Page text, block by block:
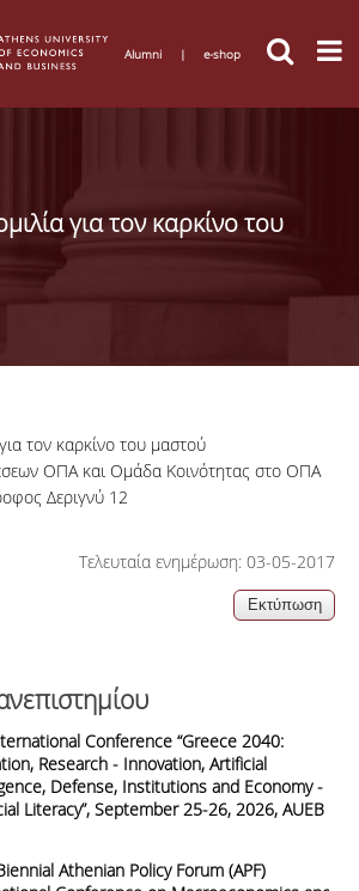
Alumni | e-shop
για τον καρκίνο του
τον καρκίνο του μαστού
ΟΠΑ και Ομάδα Κοινότητας στο ΟΠΑ
Δεριγνύ 12
Τελευταία ενημέρωση: 03-05-2017
Conference “Greece 2040:
Research - Innovation, Artificial
Defense, Institutions and Economy -
Literacy”, September 25-26, 2026, AUEB
Athenian Policy Forum (APF)